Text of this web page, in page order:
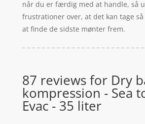
når du er færdig med at handle, så
frustrationer over, at det kan tage
at finde de sidste mønter frem.
87 reviews for Dry
kompression - Sea
Evac - 35 liter